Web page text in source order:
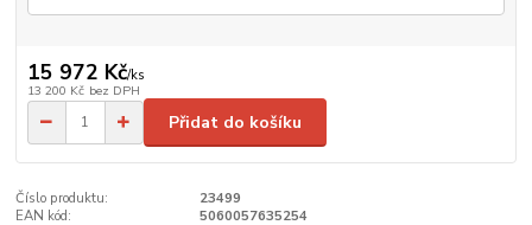
15 972 Kč/ks
13 200 Kč bez DPH
Přidat do košíku
Číslo produktu:
23499
EAN kód:
5060057635254